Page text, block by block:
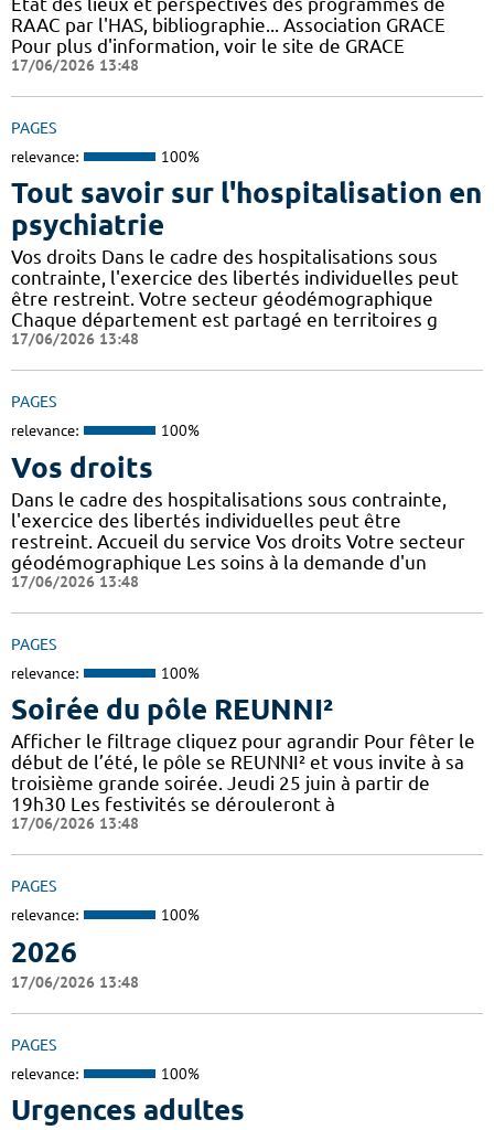
RAAC par l'HAS, bibliographie... Association GRACE
Pour plus d'information, voir le site de GRACE
17/06/2026 13:48
PAGES
relevance: 100%
Tout savoir sur l'hospitalisation en
psychiatrie
Vos droits Dans le cadre des hospitalisations sous
contrainte, l'exercice des libertés individuelles peut
être restreint. Votre secteur géodémographique
Chaque département est partagé en territoires g
17/06/2026 13:48
PAGES
relevance: 100%
Vos droits
Dans le cadre des hospitalisations sous contrainte,
l'exercice des libertés individuelles peut être
restreint. Accueil du service Vos droits Votre secteur
géodémographique Les soins à la demande d'un
17/06/2026 13:48
PAGES
relevance: 100%
Soirée du pôle REUNNI²
Afficher le filtrage cliquez pour agrandir Pour fêter le
début de l’été, le pôle se REUNNI² et vous invite à sa
troisième grande soirée. Jeudi 25 juin à partir de
19h30 Les festivités se dérouleront à
17/06/2026 13:48
PAGES
relevance: 100%
2026
17/06/2026 13:48
PAGES
relevance: 100%
Urgences adultes